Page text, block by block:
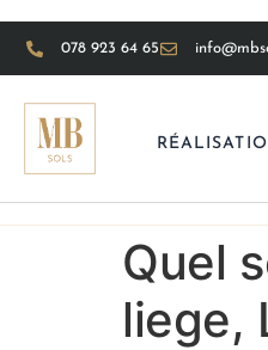
078 923 64 65
Quel
liege,